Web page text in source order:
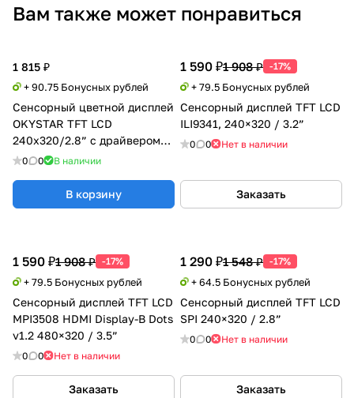
Вам также может понравиться
1 815 ₽
+ 90.75 Бонусных рублей
Сенсорный цветной дисплей
OKYSTAR TFT LCD
240х320/2.8” с драйвером
ILI9341
0 0 В наличии
В корзину
1 590 ₽1 908 ₽ -17%
+ 79.5 Бонусных рублей
Сенсорный дисплей TFT LCD
ILI9341, 240×320 / 3.2”
0 0 Нет в наличии
Заказать
1 590 ₽1 908 ₽ -17%
+ 79.5 Бонусных рублей
Сенсорный дисплей TFT LCD
MPI3508 HDMI Display-B Dots
v1.2 480×320 / 3.5”
0 0 Нет в наличии
Заказать
1 290 ₽1 548 ₽ -17%
+ 64.5 Бонусных рублей
Сенсорный дисплей TFT LCD
SPI 240×320 / 2.8”
0 0 Нет в наличии
Заказать